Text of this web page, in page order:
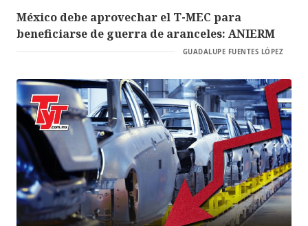
México debe aprovechar el T-MEC para
beneficiarse de guerra de aranceles: ANIERM
GUADALUPE FUENTES LÓPEZ